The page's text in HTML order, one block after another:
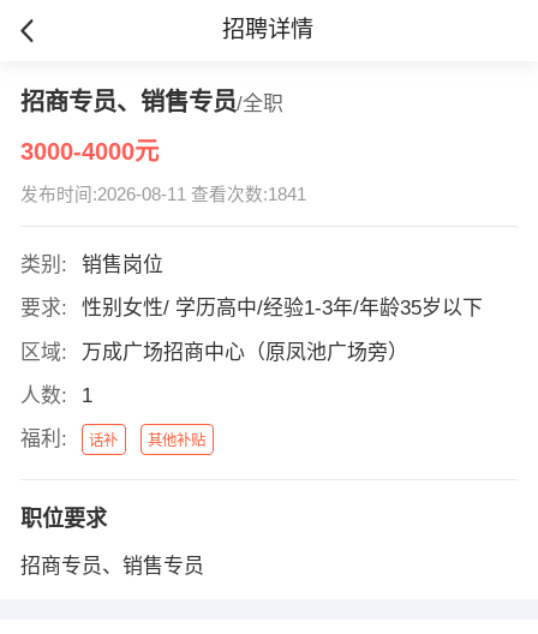
招聘详情
招商专员、销售专员/全职
3000-4000元
发布时间:2026-08-11 查看次数:1841
类别:
销售岗位
要求:
性别女性/ 学历高中/经验1-3年/年龄35岁以下
区域:
万成广场招商中心（原凤池广场旁）
人数:
1
福利:
话补 其他补贴
职位要求
招商专员、销售专员